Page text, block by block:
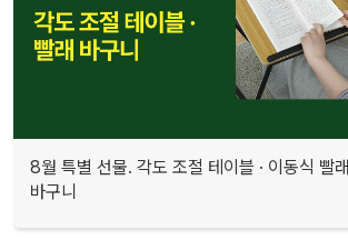
8월 특별 선물. 각도 조절 테이블 · 이동식 빨래
바구니